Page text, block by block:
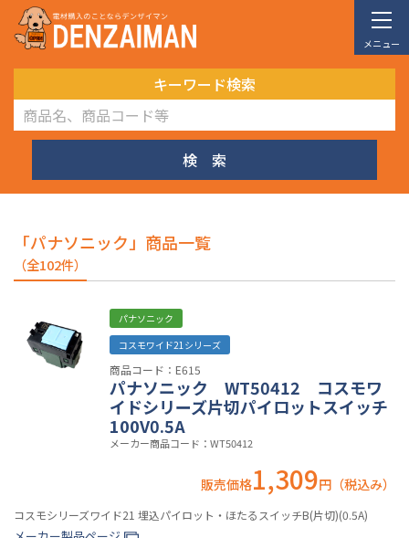
メニュー
キーワード検索
検 索
「パナソニック」商品一覧
（全102件）
パナソニック
コスモワイド21シリーズ
商品コード：E615
パナソニック WT50412 コスモワ
イドシリーズ片切パイロットスイッチ
100V0.5A
メーカー商品コード：WT50412
販売価格1,309円（税込み）
コスモシリーズワイド21 埋込パイロット・ほたるスイッチB(片切)(0.5A)